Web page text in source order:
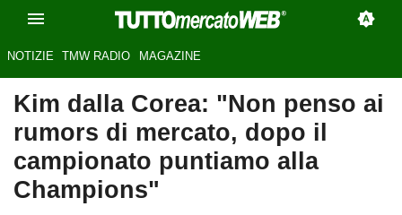
NOTIZIE TMW RADIO MAGAZINE
Kim dalla Corea: "Non penso ai
rumors di mercato, dopo il
campionato puntiamo alla
Champions"